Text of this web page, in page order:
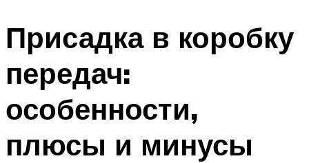
Присадка в коробку
передач:
особенности,
плюсы и минусы